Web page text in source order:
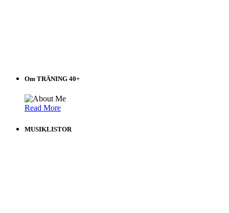
Om TRÄNING 40+
Read More
MUSIKLISTOR